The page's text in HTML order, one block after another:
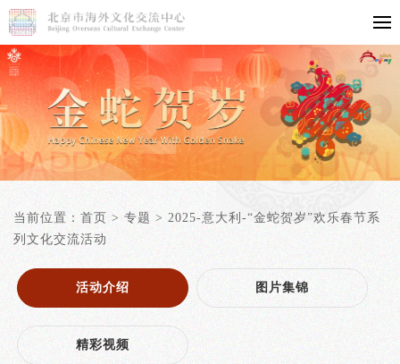
当前位置： 首页 > 专题 >2025-意大利-“金蛇贺岁”欢乐春节系
列文化交流活动
活动介绍 图片集锦
精彩视频